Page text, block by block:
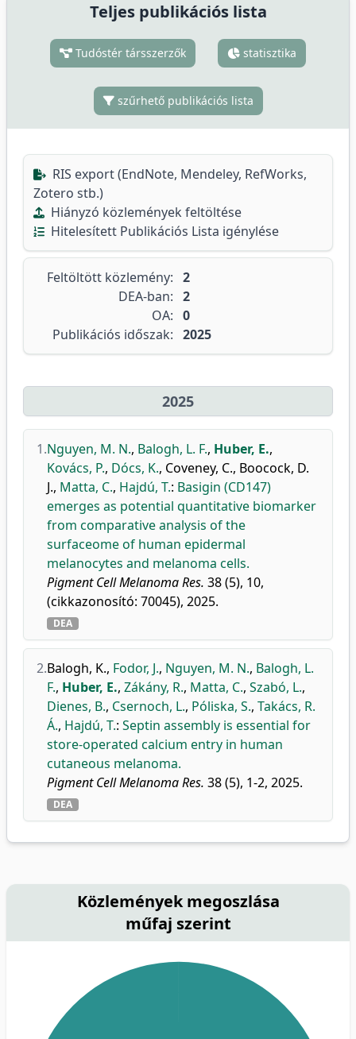
Teljes publikációs lista
Tudóstér társszerzők statisztika
szűrhető publikációs lista
RIS export (EndNote, Mendeley, RefWorks,
Zotero stb.)
Hiányzó közlemények feltöltése
Hitelesített Publikációs Lista igénylése
Feltöltött közlemény: 2
DEA-ban: 2
OA: 0
Publikációs időszak: 2025
2025
1.Nguyen, M. N., Balogh, L. F., Huber, E.,
Kovács, P., Dócs, K., Coveney, C., Boocock, D.
J., Matta, C., Hajdú, T.: Basigin (CD147)
emerges as potential quantitative biomarker
from comparative analysis of the
surfaceome of human epidermal
melanocytes and melanoma cells.
Pigment Cell Melanoma Res. 38 (5), 10,
(cikkazonosító: 70045), 2025.
DEA
2.Balogh, K., Fodor, J., Nguyen, M. N., Balogh, L.
F., Huber, E., Zákány, R., Matta, C., Szabó, L.,
Dienes, B., Csernoch, L., Póliska, S., Takács, R.
Á., Hajdú, T.: Septin assembly is essential for
store-operated calcium entry in human
cutaneous melanoma.
Pigment Cell Melanoma Res. 38 (5), 1-2, 2025.
DEA
Közlemények megoszlása
műfaj szerint